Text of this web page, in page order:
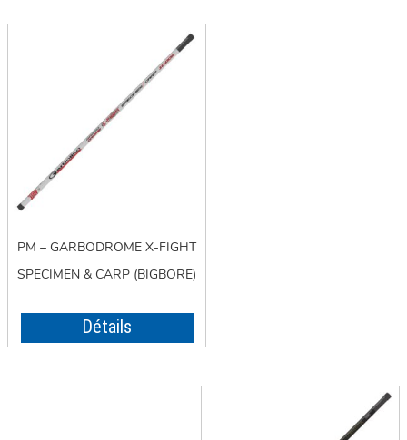
PM – GARBODROME X-FIGHT
SPECIMEN & CARP (BIGBORE)
Détails